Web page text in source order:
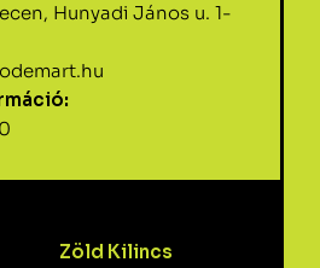
Hunyadi János u. 1-
Zöld Kilincs